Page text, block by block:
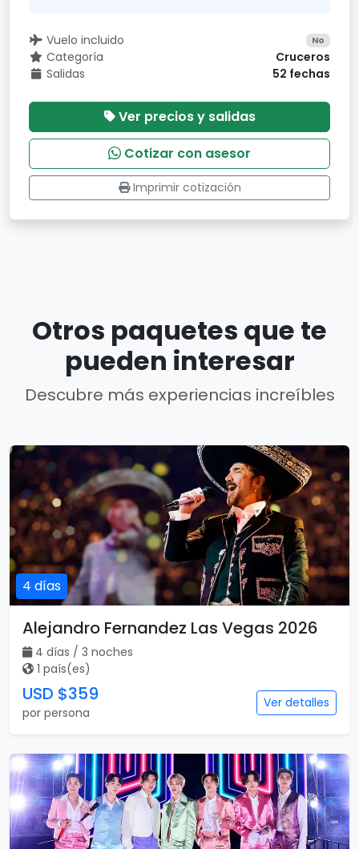
Vuelo incluido No
Categoría
Cruceros
Salidas
52 fechas
Ver precios y salidas
Cotizar con asesor
Imprimir cotización
Otros paquetes que te
pueden interesar
Descubre más experiencias increíbles
4 días
Alejandro Fernandez Las Vegas 2026
4 días / 3 noches
1 país(es)
USD $359
por persona
Ver detalles